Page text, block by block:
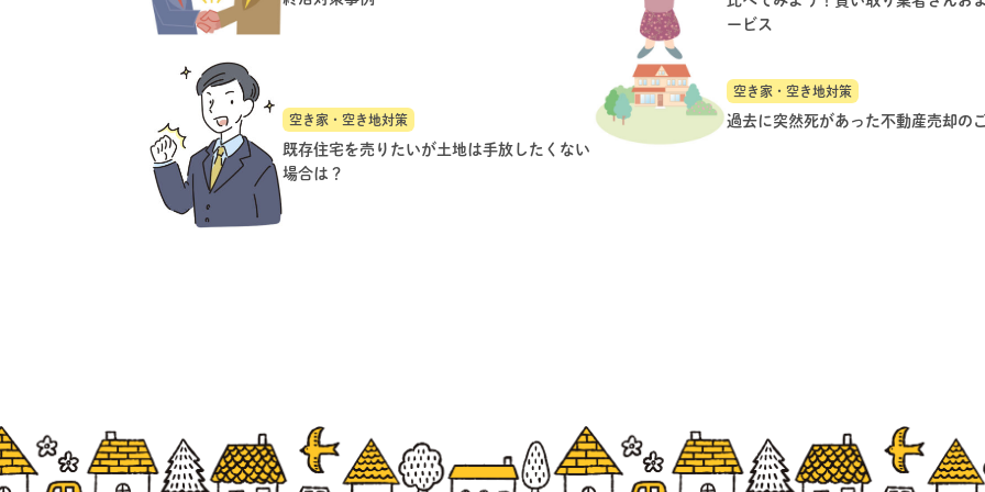
ービス
空き家・空き地対策
既存住宅を売りたいが土地は手放したくない
場合は？
空き家・空き地対策
過去に突然死があった不動産売却の